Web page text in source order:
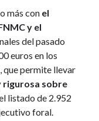
más conel
y el
del pasado
euros en los
que permite llevar
rigurosa sobre
listado de 2.952
foral.